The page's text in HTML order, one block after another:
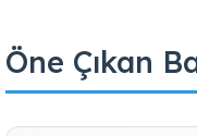
Öne Çıkan